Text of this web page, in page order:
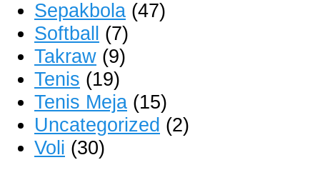
Sepakbola (47)
Softball (7)
Takraw (9)
Tenis (19)
Tenis Meja (15)
Uncategorized (2)
Voli (30)